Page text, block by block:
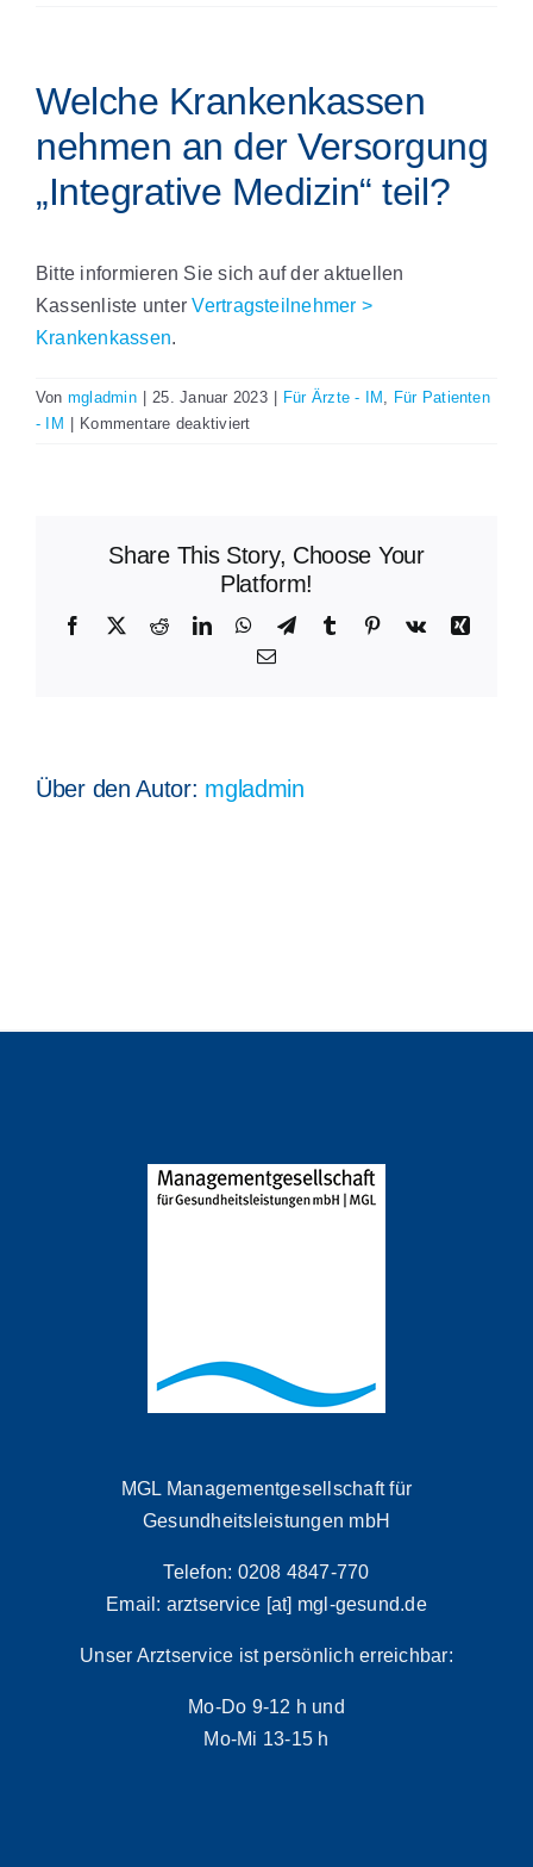
Welche Krankenkassen
nehmen an der Versorgung
„Integrative Medizin“ teil?
Bitte informieren Sie sich auf der aktuellen
Kassenliste unterVertragsteilnehmer >
Krankenkassen.
Von mgladmin | 25. Januar 2023 | Für Ärzte - IM
Für Patienten
- IM | Kommentare deaktiviertfür
der
Versorgung
Medizin“
teil?
Share This Story, Choose Your
Platform!
Facebook
X RedditLinkedInWhatsApp
TelegramTumblr Pinterest
Vk
Xing
E-
Über den Autor: mgladmin
MGL Managementgesellschaft für
Gesundheitsleistungen mbH
Telefon: 0208 4847-770
Email: arztservice [at] mgl-gesund.de
Unser Arztservice ist persönlich erreichbar:
Mo-Do 9-12 h und
Mo-Mi 13-15 h